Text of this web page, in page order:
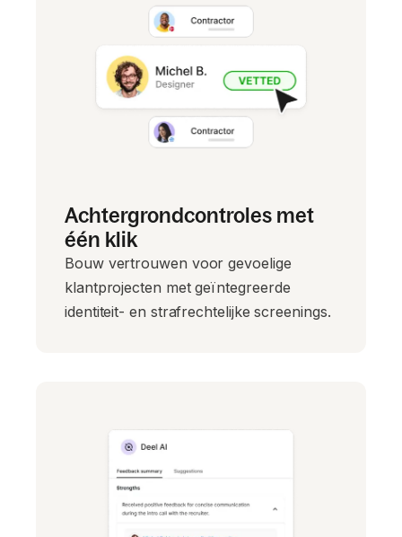
Achtergrondcontroles met
één klik
Bouw vertrouwen voor gevoelige
klantprojecten met geïntegreerde
identiteit- en strafrechtelijke screenings.